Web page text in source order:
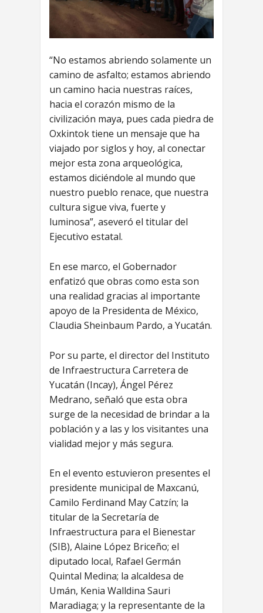
“No estamos abriendo solamente un
camino de asfalto; estamos abriendo
un camino hacia nuestras raíces,
hacia el corazón mismo de la
civilización maya, pues cada piedra de
Oxkintok tiene un mensaje que ha
viajado por siglos y hoy, al conectar
mejor esta zona arqueológica,
estamos diciéndole al mundo que
nuestro pueblo renace, que nuestra
cultura sigue viva, fuerte y
luminosa”, aseveró el titular del
Ejecutivo estatal.
En ese marco, el Gobernador
enfatizó que obras como esta son
una realidad gracias al importante
apoyo de la Presidenta de México,
Claudia Sheinbaum Pardo, a Yucatán.
Por su parte, el director del Instituto
de Infraestructura Carretera de
Yucatán (Incay), Ángel Pérez
Medrano, señaló que esta obra
surge de la necesidad de brindar a la
población y a las y los visitantes una
vialidad mejor y más segura.
En el evento estuvieron presentes el
presidente municipal de Maxcanú,
Camilo Ferdinand May Catzín; la
titular de la Secretaría de
Infraestructura para el Bienestar
(SIB), Alaine López Briceño; el
diputado local, Rafael Germán
Quintal Medina; la alcaldesa de
Umán, Kenia Walldina Sauri
Maradiaga; y la representante de la